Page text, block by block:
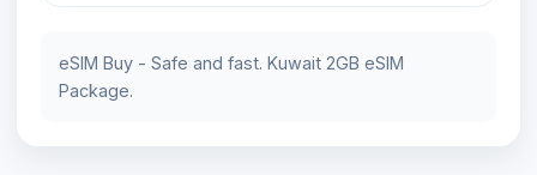
eSIM Buy - Safe and fast. Kuwait 2GB eSIM
Package.